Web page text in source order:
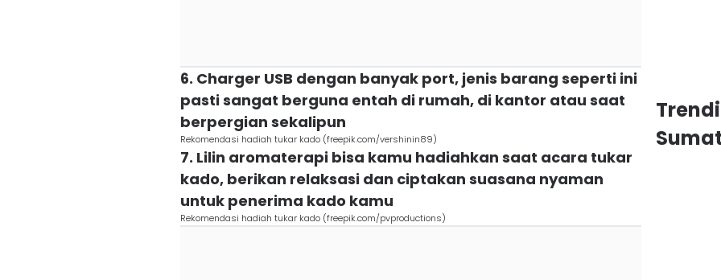
6. Charger USB dengan banyak port, jenis barang seperti ini
pasti sangat berguna entah di rumah, di kantor atau saat
berpergian sekalipun
Rekomendasi hadiah tukar kado (freepik.com/vershinin89)
7. Lilin aromaterapi bisa kamu hadiahkan saat acara tukar
kado, berikan relaksasi dan ciptakan suasana nyaman
untuk penerima kado kamu
Rekomendasi hadiah tukar kado (freepik.com/pvproductions)